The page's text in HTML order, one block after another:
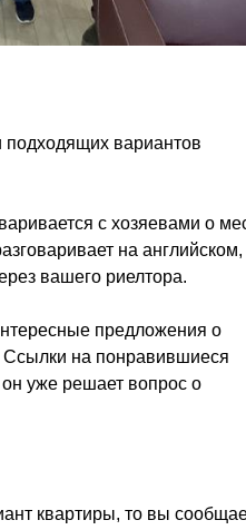
вариантов
с хозяевами о
на английском,
вашего риелтора.
предложения о
Ссылки на понравившиеся
уже решает вопрос о
квартиры, то вы